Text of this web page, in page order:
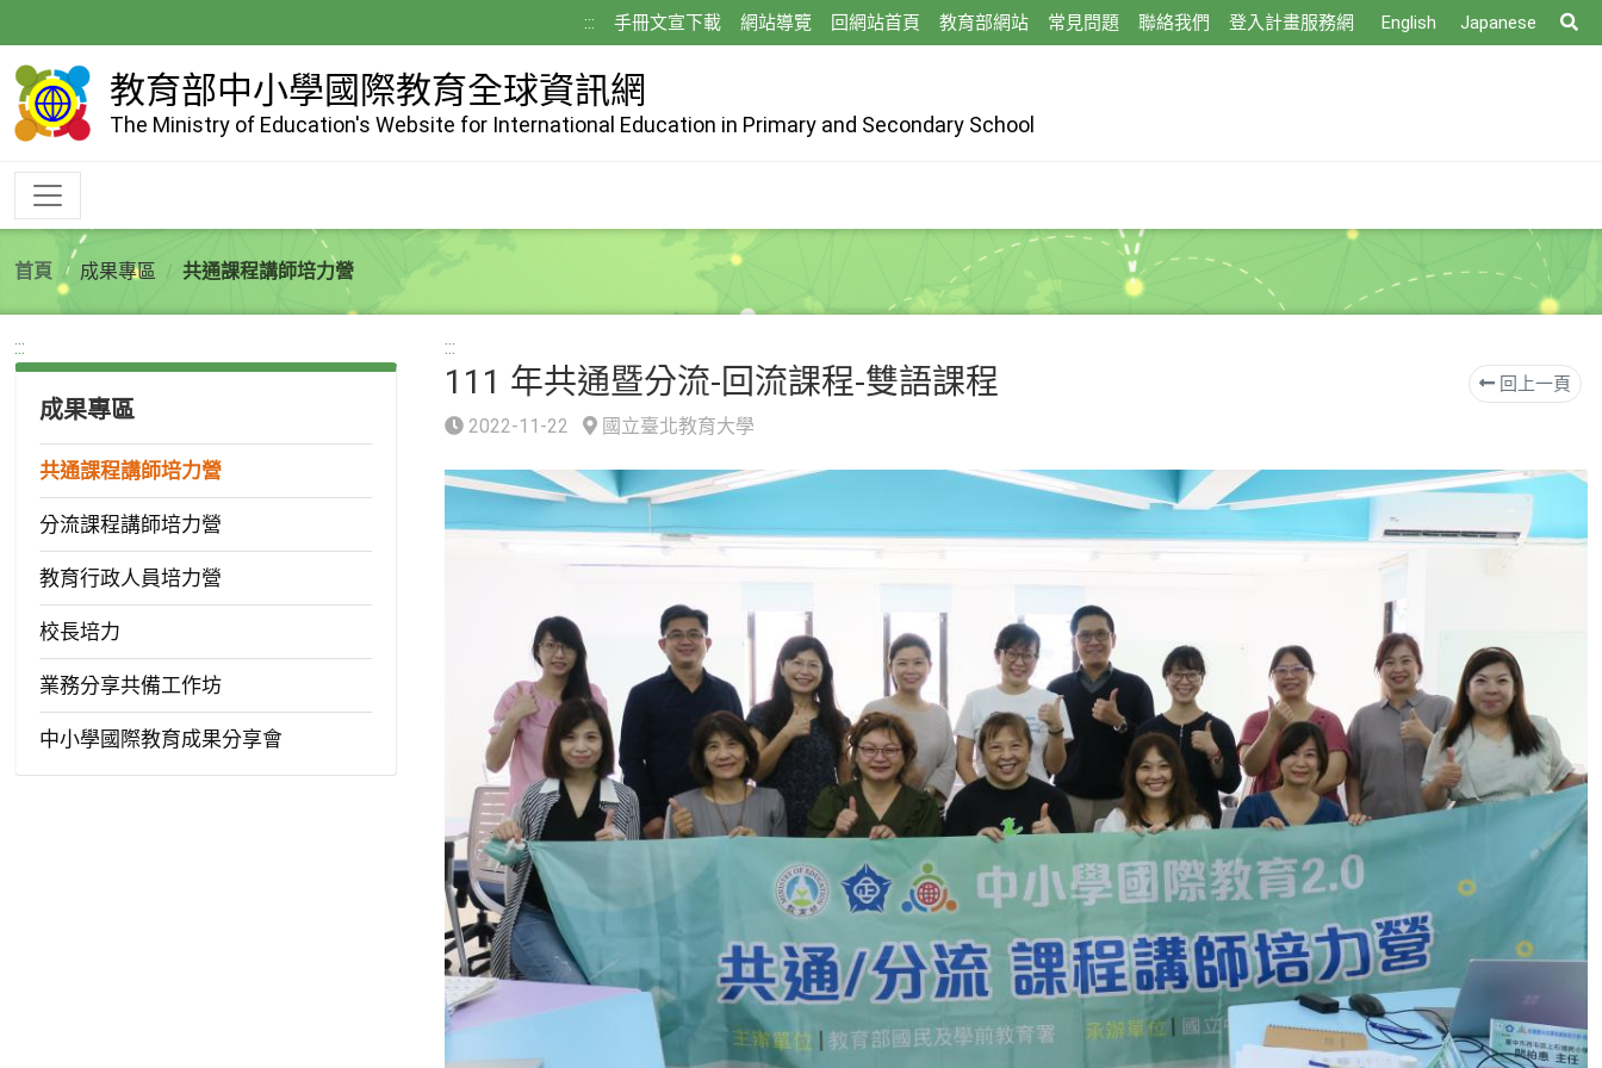
到
主
內
::: 手冊文宣下載 網站導覽 回網站首頁 教育部網站 常見問題 聯絡我們 登入計畫服務網 English Japanese
尋
教育部中小學國際教育全球資訊網
The Ministry of Education's Website for International Education in Primary and Secondary School
首頁 成果專區 共通課程講師培力營
:::
成果專區
共通課程講師培力營
分流課程講師培力營
教育行政人員培力營
校長培力
業務分享共備工作坊
中小學國際教育成果分享會
:::
回上一頁
111 年共通暨分流-回流課程-雙語課程
2022-11-22 國立臺北教育大學